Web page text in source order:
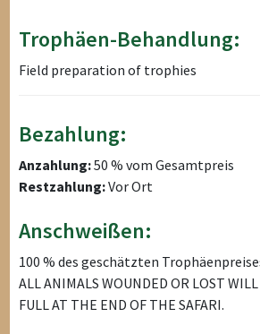
Trophäen-Behandlung:
Field preparation of trophies
Bezahlung:
Anzahlung:50 % vom Gesamtpreis
Restzahlung:Vor Ort
Anschweißen:
100 % des geschätzten
ALL ANIMALS WOUNDED OR LOST
FULL AT THE END OF THE SAFARI.